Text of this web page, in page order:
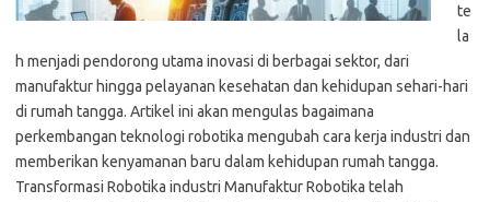
te
la
h menjadi pendorong utama inovasi di berbagai sektor, dari
manufaktur hingga pelayanan kesehatan dan kehidupan sehari-hari
di rumah tangga. Artikel ini akan mengulas bagaimana
perkembangan teknologi robotika mengubah cara kerja industri dan
memberikan kenyamanan baru dalam kehidupan rumah tangga.
Transformasi Robotika industri Manufaktur Robotika telah